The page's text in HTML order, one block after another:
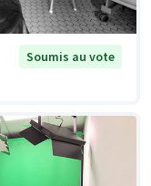
Soumis au vote